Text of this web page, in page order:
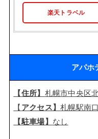
楽天トラベル
アパホ
【住所】 札幌市中央区
【 アクセス】札幌駅南
【駐車場】 なし